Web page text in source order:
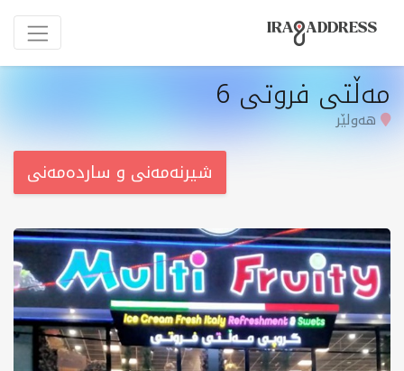
مەڵتی فروتی 6
هەولێر
شیرنەمەنی و ساردەمەنی